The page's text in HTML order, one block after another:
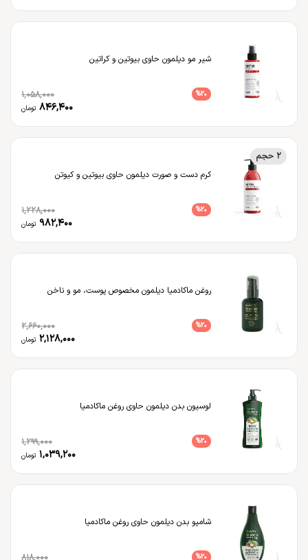
شیر مو دیلمون حاوی بیوتین و کراتین
1,058,000 %20
846,400 تومان
2 حجم
کرم دست و صورت دیلمون حاوی بیوتین و کیوتن
1,228,000 %20
982,400 تومان
روغن ماکادمیا دیلمون مخصوص پوست، مو و ناخن
2,660,000 %20
2,128,000 تومان
لوسیون بدن دیلمون حاوی روغن ماکادمیا
1,299,000 %20
1,039,200 تومان
شامپو بدن دیلمون حاوی روغن ماکادمیا
%20